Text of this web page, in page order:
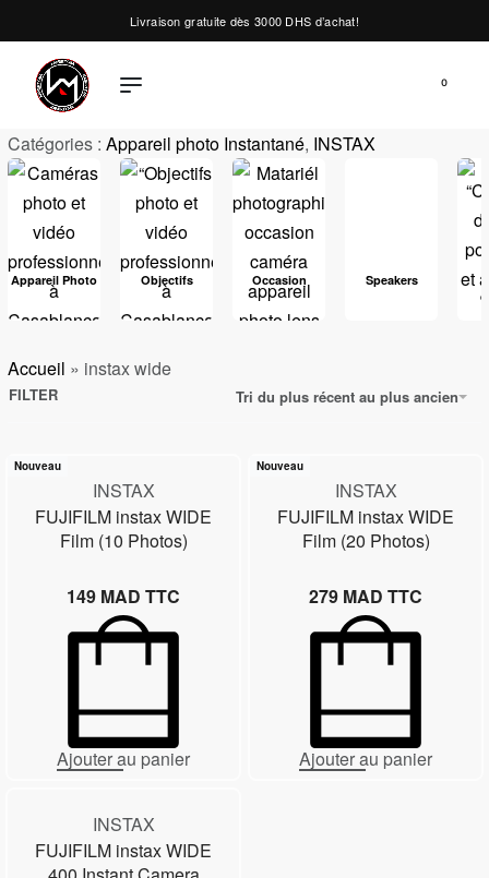
Livraison gratuite dès 3000 DHS d’achat!
0
Catégories : Appareil photo Instantané, INSTAX
Appareil Photo Objectifs Occasion Speakers
Accueil » instax wide
Tri du plus récent au plus ancien
FILTER
Nouveau
INSTAX
FUJIFILM instax WIDE
Film (10 Photos)
149 MAD TTC
Ajouter au panier
Nouveau
INSTAX
FUJIFILM instax WIDE
Film (20 Photos)
279 MAD TTC
Ajouter au panier
INSTAX
FUJIFILM instax WIDE